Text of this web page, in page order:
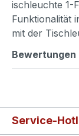
ischleuchte 1-
Funktionalität
mit der
Bewertungen
Service-